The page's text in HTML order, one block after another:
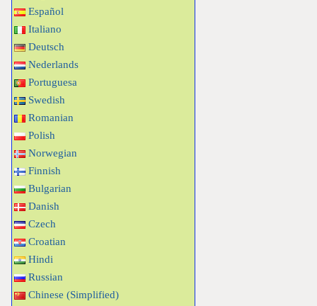
Español
Italiano
Deutsch
Nederlands
Portuguesa
Swedish
Romanian
Polish
Norwegian
Finnish
Bulgarian
Danish
Czech
Croatian
Hindi
Russian
Chinese (Simplified)